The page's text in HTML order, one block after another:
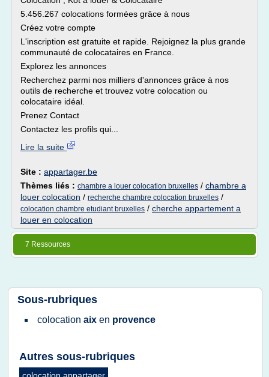
5.456.267 colocations formées grâce à nous
Créez votre compte
L'inscription est gratuite et rapide. Rejoignez la plus grande
communauté de colocataires en France.
Explorez les annonces
Recherchez parmi nos milliers d'annonces grâce à nos
outils de recherche et trouvez votre colocation ou
colocataire idéal.
Prenez Contact
Contactez les profils qui...
Lire la suite
Site : appartager.be
Thèmes liés : chambre a louer colocation bruxelles / chambre a
louer colocation / recherche chambre colocation bruxelles /
colocation chambre etudiant bruxelles / cherche appartement a
louer en colocation
7 Ressources
Sous-rubriques
colocation aix en provence
Autres sous-rubriques